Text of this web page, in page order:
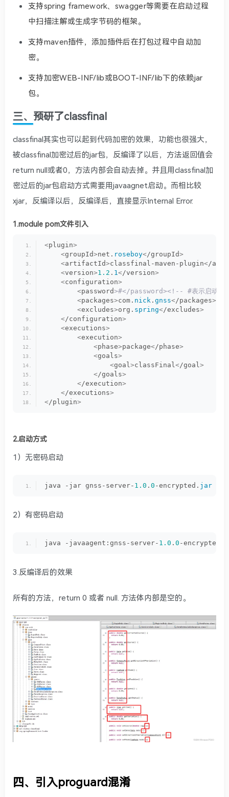
支持spring framework、swagger等需要在启动过程
中扫描注解或生成字节码的框架。
支持maven插件，添加插件后在打包过程中自动加
密。
支持加密WEB-INF/lib或BOOT-INF/lib下的依赖jar
包。
三、预研了classfinal
classfinal其实也可以起到代码加密的效果，功能也很强大，
被classfinal加密过后的jar包，反编译了以后，方法返回值会
return null或者0，方法内部会自动去掉。并且用classfinal加
密过后的jar包启动方式需要用javaagnet启动。而相比较
xjar，反编译以后，反编译后，直接显示Internal Error.
1.module pom文件引入
<plugin>
<groupId>net. roseboy</groupId>
<artifactId>classfinal-maven-plugin</
<version>1.2 . 1</version>
<configuration>
<password>#</password><!-- #表示启动时不
<packages>com. nick . gnss</packages><
<excludes>org. spring</excludes>
</configuration>
<executions>
<execution>
<phase>package</phase>
<goals>
<goal>classFinal</goal>
</goals>
</execution>
</executions>
</plugin>
2.启动方式
1）无密码启动
java -jar gnss-server- 1.0 . 0 -encrypted. jar
2）有密码启动
java -javaagent:gnss-server- 1.0 . 0 -encrypted.
3.反编译后的效果
所有的方法，return 0 或者 null. 方法体内部是空的。
四、引入proguard混淆